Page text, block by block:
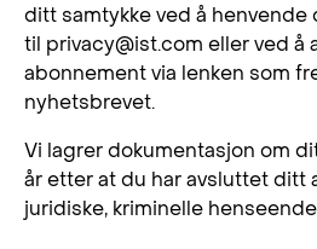
ditt samtykke ved å henvende
til privacy@ist.com eller ved å
abonnement via lenken som
nyhetsbrevet.
Vi lagrer dokumentasjon om
år etter at du har avsluttet ditt
juridiske, kriminelle